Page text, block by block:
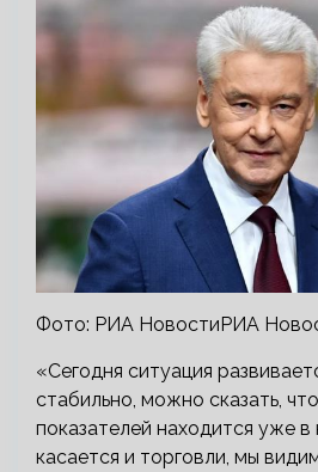
Фото: РИА НовостиРИА
«Сегодня ситуация
стабильно, можно сказать,
показателей находится уже
касается и торговли, мы